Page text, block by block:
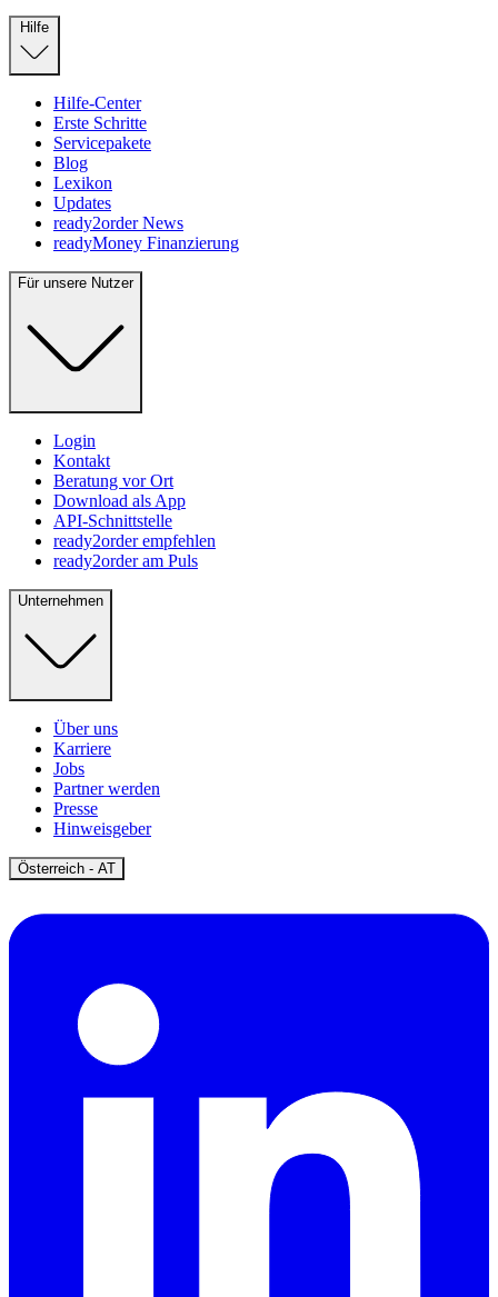
Hilfe-Center
Erste Schritte
Servicepakete
Blog
Lexikon
Updates
ready2order News
readyMoney Finanzierung
Für unsere Nutzer
Login
Kontakt
Beratung vor Ort
Download als App
API-Schnittstelle
ready2order empfehlen
ready2order am Puls
Unternehmen
Über uns
Karriere
Jobs
Partner werden
Presse
Hinweisgeber
Österreich - ATOpen